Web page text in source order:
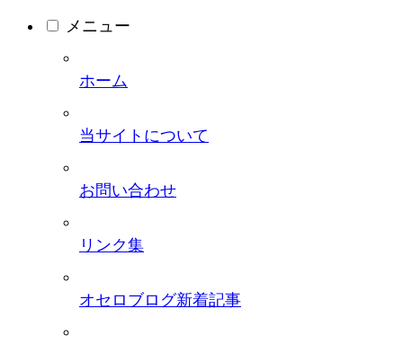
メニュー
ホーム
当サイトについて
お問い合わせ
リンク集
オセロブログ新着記事